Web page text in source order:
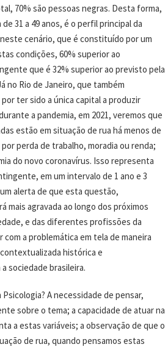
70% são pessoas negras. Desta forma,
31 a 49 anos, é o perfil principal da
cenário, que é constituído por um
condições, 60% superior ao
que é 32% superior ao previsto pela
no Rio de Janeiro, que também
ter sido a única capital a produzir
a pandemia, em 2021, veremos que
estão em situação de rua há menos de
perda de trabalho, moradia ou renda;
do novo coronavírus. Isso representa
em um intervalo de 1 ano e 3
alerta de que esta questão,
mais agravada ao longo dos próximos
e das diferentes profissões da
com a problemática em tela de maneira
histórica e
sociedade brasileira.
A necessidade de pensar,
sobre o tema; a capacidade de atuar na
a estas variáveis; a observação de que o
de rua, quando pensamos estas